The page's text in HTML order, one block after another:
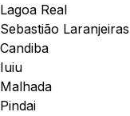
Lagoa Real
Sebastião Laranjeiras
Candiba
Iuiu
Malhada
Pindai